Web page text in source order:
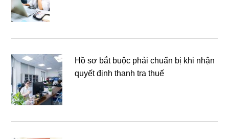
Hồ sơ bắt buộc phải chuẩn bị khi nhận
quyết định thanh tra thuế